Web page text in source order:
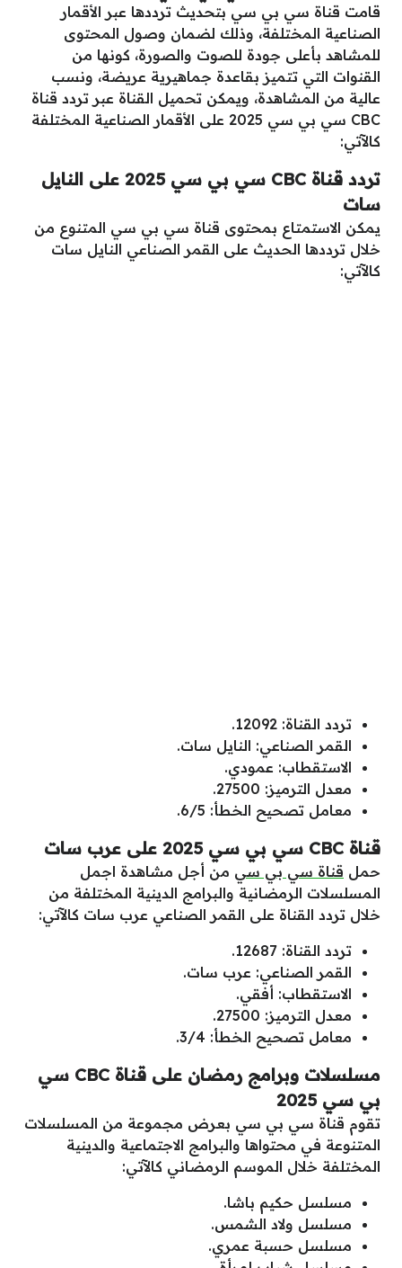
قامت قناة سي بي سي بتحديث ترددها عبر الأقمار
الصناعية المختلفة، وذلك لضمان وصول المحتوى
للمشاهد بأعلى جودة للصوت والصورة، كونها من
القنوات التي تتميز بقاعدة جماهيرية عريضة، ونسب
عالية من المشاهدة، ويمكن تحميل القناة عبر تردد قناة
CBC سي بي سي 2025 على الأقمار الصناعية المختلفة
كالآتي:
تردد قناة CBC سي بي سي 2025 على النايل
سات
يمكن الاستمتاع بمحتوى قناة سي بي سي المتنوع من
خلال ترددها الحديث على القمر الصناعي النايل سات
كالآتي:
تردد القناة: 12092.
القمر الصناعي: النايل سات.
الاستقطاب: عمودي.
معدل الترميز: 27500.
معامل تصحيح الخطأ: 6/5.
قناة CBC سي بي سي 2025 على عرب سات
حمل قناة سي بي سي من أجل مشاهدة اجمل
المسلسلات الرمضانية والبرامج الدينية المختلفة من
خلال تردد القناة على القمر الصناعي عرب سات كالآتي:
تردد القناة: 12687.
القمر الصناعي: عرب سات.
الاستقطاب: أفقي.
معدل الترميز: 27500.
معامل تصحيح الخطأ: 3/4.
مسلسلات وبرامج رمضان على قناة CBC سي
بي سي 2025
تقوم قناة سي بي سي بعرض مجموعة من المسلسلات
المتنوعة في محتواها والبرامج الاجتماعية والدينية
المختلفة خلال الموسم الرمضاني كالآتي:
مسلسل حكيم باشا.
مسلسل ولاد الشمس.
مسلسل حسبة عمري.